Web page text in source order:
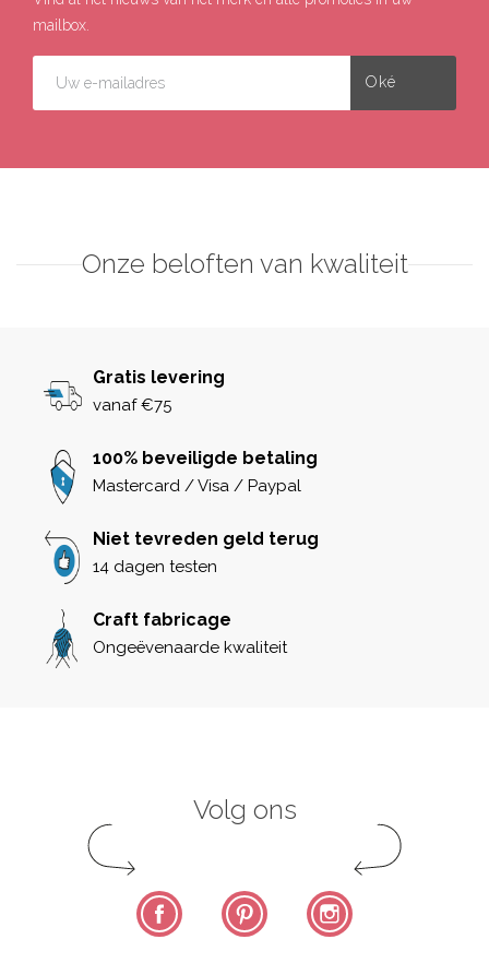
mailbox.
Onze beloften van kwaliteit
Gratis levering
vanaf €75
100% beveiligde betaling
Mastercard / Visa / Paypal
Niet tevreden geld terug
14 dagen testen
Craft fabricage
Ongeëvenaarde kwaliteit
Volg ons
Facebook Pinterest